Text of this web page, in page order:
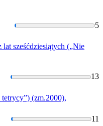
5
sześćdziesiątych („Nie
13
(zm.2000),
11